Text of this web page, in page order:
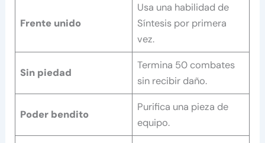
Frente unido
Usa una habilidad de
Síntesis por primera
vez.
Sin piedad
Termina 50 combates
sin recibir daño.
Poder bendito
Purifica una pieza de
equipo.